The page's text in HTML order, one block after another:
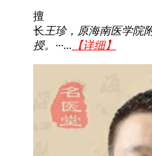
擅
长王珍，原海南医学院
授。···... 【详细】